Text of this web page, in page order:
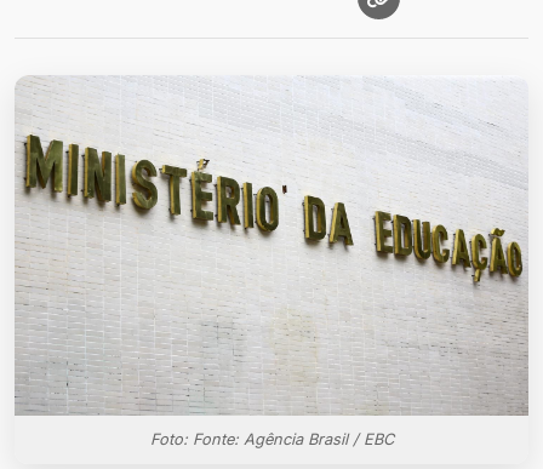
Foto: Fonte: Agência Brasil / EBC